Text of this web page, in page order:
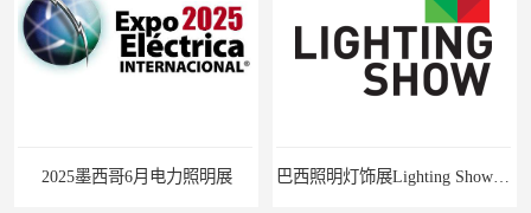
2025墨西哥6月电力照明展